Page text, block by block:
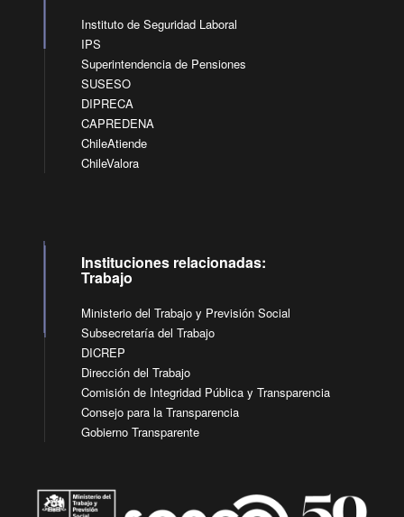
Instituto de Seguridad Laboral
IPS
Superintendencia de Pensiones
SUSESO
DIPRECA
CAPREDENA
ChileAtiende
ChileValora
Instituciones relacionadas:
Trabajo
Ministerio del Trabajo y Previsión Social
Subsecretaría del Trabajo
DICREP
Dirección del Trabajo
Comisión de Integridad Pública y Transparencia
Consejo para la Transparencia
Gobierno Transparente